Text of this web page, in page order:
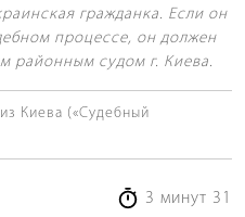
гражданка. Если он
процессе, он должен
районным судом г. Киева.
Киева («Судебный
3 минут 31